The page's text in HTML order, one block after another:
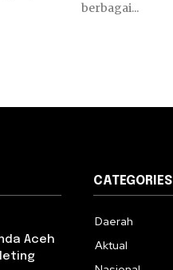
berbagai...
Aceh
CATEGORIES
Daerah
Aktual